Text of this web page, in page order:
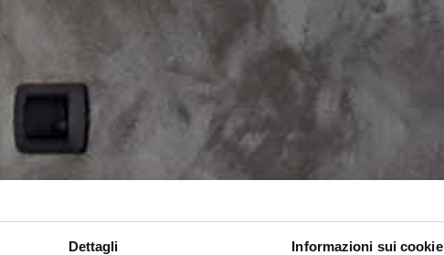
Dettagli Informazioni sui cookie